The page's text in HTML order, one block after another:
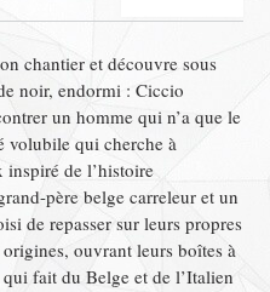
chantier et découvre sous
noir, endormi : Ciccio
un homme qui n’a que le
volubile qui cherche à
inspiré de l’histoire
père belge carreleur et un
de repasser sur leurs propres
ouvrant leurs boîtes à
fait du Belge et de l’Italien